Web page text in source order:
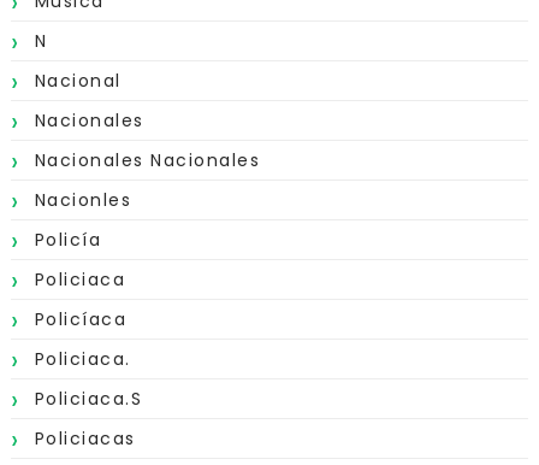
N
Nacional
Nacionales
Nacionales Nacionales
Nacionles
Policía
Policiaca
Policíaca
Policiaca.
Policiaca.s
Policiacas